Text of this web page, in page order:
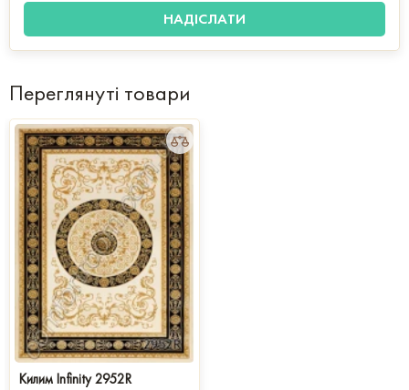
Переглянуті товари
Килим Infinity 2952R